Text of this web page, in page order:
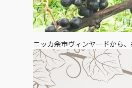
ニッカ余市ヴィンヤードから